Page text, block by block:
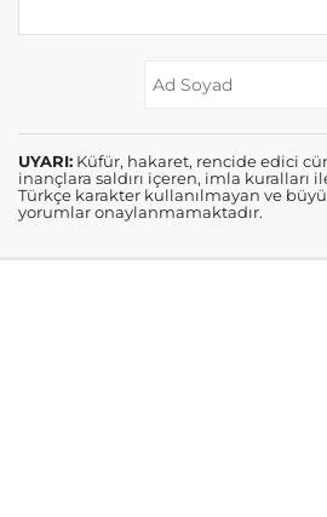
UYARI: Küfür, hakaret, rencide edici
inançlara saldırı içeren, imla kuralları
Türkçe karakter kullanılmayan ve
yorumlar onaylanmamaktadır.